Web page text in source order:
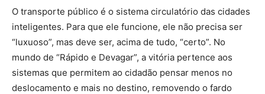
O transporte público é o sistema circulatório das cidades
inteligentes. Para que ele funcione, ele não precisa ser
“luxuoso”, mas deve ser, acima de tudo, “certo”. No
mundo de “Rápido e Devagar”, a vitória pertence aos
sistemas que permitem ao cidadão pensar menos no
deslocamento e mais no destino, removendo o fardo